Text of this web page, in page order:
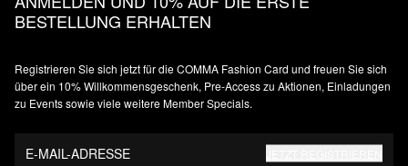
BESTELLUNG ERHALTEN
Registrieren Sie sich jetzt für die COMMA Fashion Card und freuen Sie sich
über ein 10% Willkommensgeschenk, Pre-Access zu Aktionen, Einladungen
zu Events sowie viele weitere Member Specials.
E-MAIL-ADRESSE